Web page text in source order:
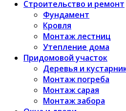
Строительство и ремонт
Фундамент
Кровля
Монтаж лестниц
Утепление дома
Придомовой участок
Деревья и
Монтаж погреба
Монтаж сарая
Монтаж забора